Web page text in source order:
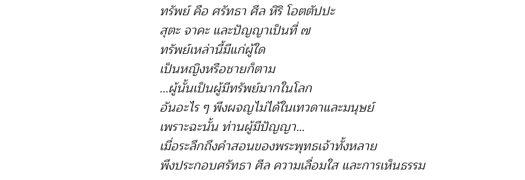
ทรัพย์ คือ ศรัทธา ศีล หิริ โอตตัปปะ
สุตะ จาคะ และปัญญาเป็นที่ ๗
ทรัพย์เหล่านี้มีแก่ผู้ใด
เป็นหญิงหรือชายก็ตาม
...ผู้นั้นเป็นผู้มีทรัพย์มากในโลก
อันอะไร ๆ พึงผจญไม่ได้ในเทวดาและมนุษย์
เพราะฉะนั้น ท่านผู้มีปัญญา…
เมื่อระลึกถึงคำสอนของพระพุทธเจ้าทั้งหลาย
พึงประกอบศรัทธา ศีล ความเลื่อมใส และการเห็นธรรม